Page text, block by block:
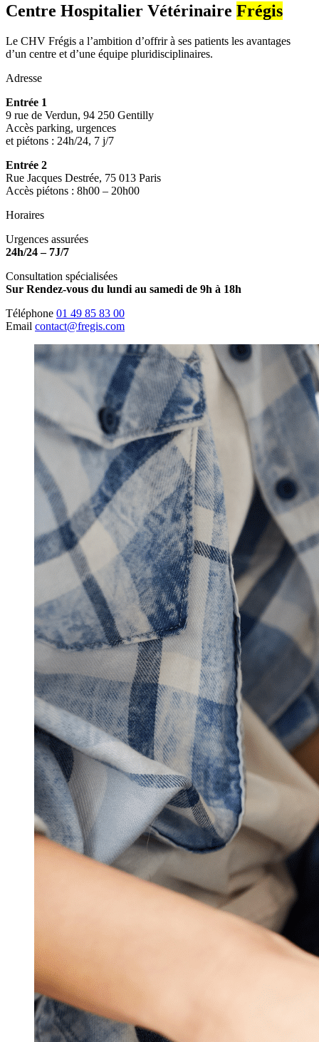
Centre Hospitalier Vétérinaire Frégis
Le CHV Frégis a l’ambition d’offrir à ses patients les avantages
d’un centre et d’une équipe pluridisciplinaires.
Adresse
Entrée 1
9 rue de Verdun, 94 250 Gentilly
Accès parking, urgences
et piétons : 24h/24, 7 j/7
Entrée 2
Rue Jacques Destrée, 75 013 Paris
Accès piétons : 8h00 – 20h00
Horaires
Urgences assurées
24h/24 – 7J/7
Consultation spécialisées
Sur Rendez-vous du lundi au samedi de 9h à 18h
Téléphone 01 49 85 83 00
Email contact@fregis.com